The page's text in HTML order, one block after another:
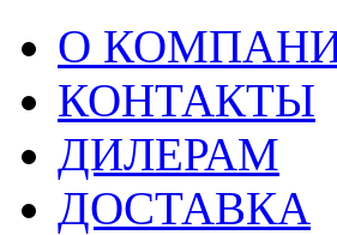
О
КОНТАКТЫ
ДИЛЕРАМ
ДОСТАВКА